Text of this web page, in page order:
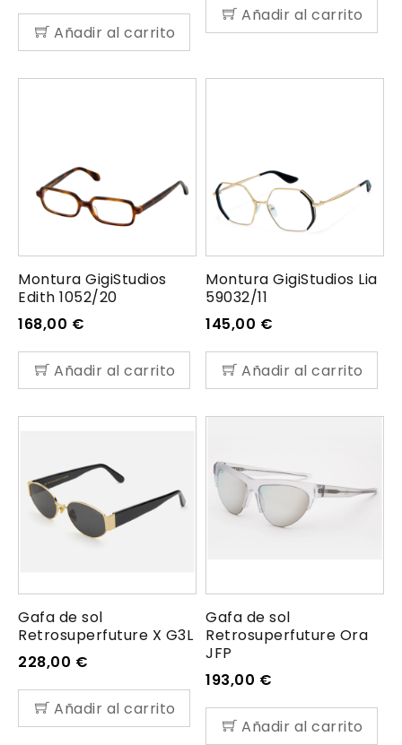
Añadir al carrito
Añadir al carrito
Montura GigiStudios
Edith 1052/20
168,00 €
Añadir al carrito
Montura GigiStudios Lia
59032/11
145,00 €
Añadir al carrito
Gafa de sol
Retrosuperfuture X G3L
228,00 €
Añadir al carrito
Gafa de sol
Retrosuperfuture Ora
JFP
193,00 €
Añadir al carrito